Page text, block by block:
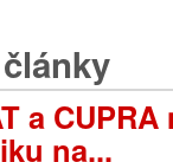
a
na...